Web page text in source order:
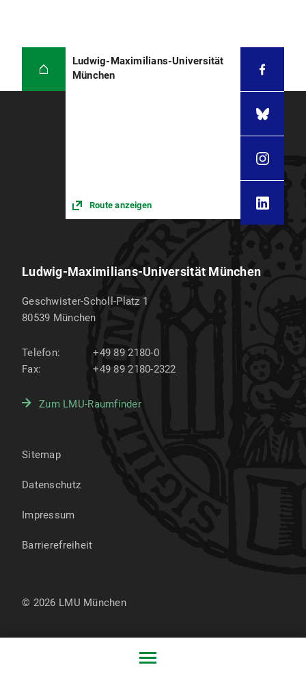
Ludwig-Maximilians-Universität
München
Route anzeigen
Ludwig-Maximilians-Universität München
Geschwister-Scholl-Platz 1
80539 München
Telefon:
+49 89 2180-0
Fax:
+49 89 2180-2322
Zum LMU-Raumfinder
Sitemap
Datenschutz
Impressum
Barrierefreiheit
© 2026 LMU München